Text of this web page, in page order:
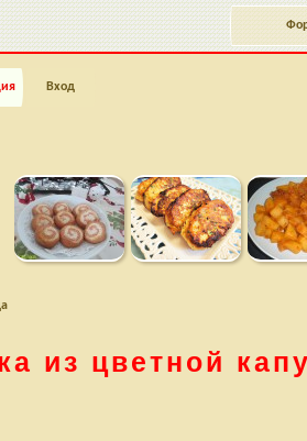
Вход
из цветной